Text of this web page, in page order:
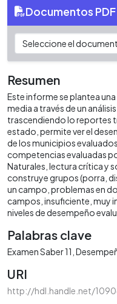
Documentos PDF
Resumen
Este informe se plantea
media a través de un
trascendiendo lo reportes
estado, permite ver el
de los municipios
competencias evaluadas
Naturales, lectura crítica y
construye grupos (porra,
un campo, problemas en
campos, insuficiente, muy
niveles de desempeño
Palabras clave
Examen Saber 11
URI
http://hdl.handle.net/